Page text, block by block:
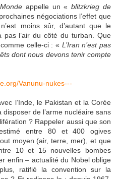
appelle un «blitzkrieg de
négociations l’effet que
moins sûr, d’autant que le
pas l’air du côté du turban. Que
celle-ci : « L’Iran n’est pas
dont nous devons tenir compte
l’Inde, le Pakistan et la Corée
de l’arme nucléaire sans
? Rappeler aussi que son
entre 80 et 400 ogives
moyen (air, terre, mer), et que
10 et 15 nouvelles bombes
enfin – actualité du Nobel oblige
ratifié la convention sur la